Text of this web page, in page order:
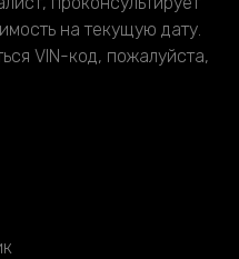
на текущую дату.
VIN-код, пожалуйста,